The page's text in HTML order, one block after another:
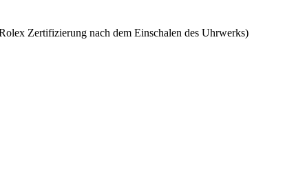
Zertifizierung nach dem Einschalen des Uhrwerks)